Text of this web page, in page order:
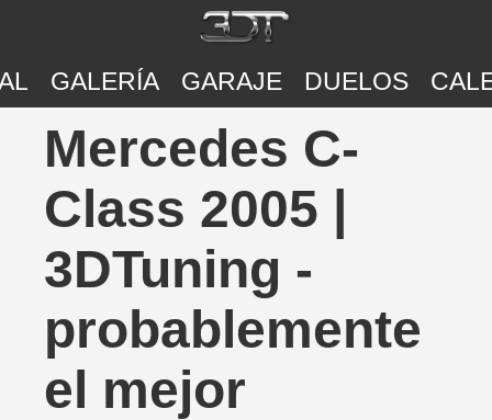
GALERÍA GARAJE DUELOS
Mercedes C-
Class 2005 |
3DTuning -
probablemente
el mejor